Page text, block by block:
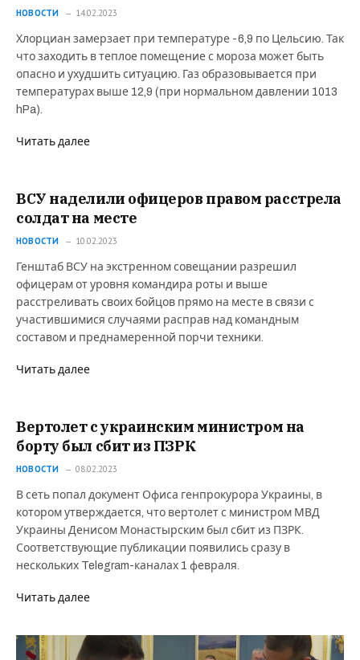
НОВОСТИ 14.02.2023
Хлорциан замерзает при температуре -6,9 по Цельсию. Так
что заходить в теплое помещение с мороза может быть
опасно и ухудшить ситуацию. Газ образовывается при
температурах выше 12,9 (при нормальном давлении 1013
hPa).
Читать далее
ВСУ наделили офицеров правом расстрела
солдат на месте
НОВОСТИ 10.02.2023
Генштаб ВСУ на экстренном совещании разрешил
офицерам от уровня командира роты и выше
расстреливать своих бойцов прямо на месте в связи с
участившимися случаями расправ над командным
составом и преднамеренной порчи техники.
Читать далее
Вертолет с украинским министром на
борту был сбит из ПЗРК
НОВОСТИ 08.02.2023
В сеть попал документ Офиса генпрокурора Украины, в
котором утверждается, что вертолет с министром МВД
Украины Денисом Монастырским был сбит из ПЗРК.
Соответствующие публикации появились сразу в
нескольких Telegram-каналах 1 февраля.
Читать далее